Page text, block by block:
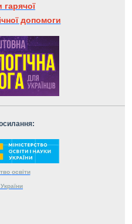
гарячої
допомоги
освіти
України